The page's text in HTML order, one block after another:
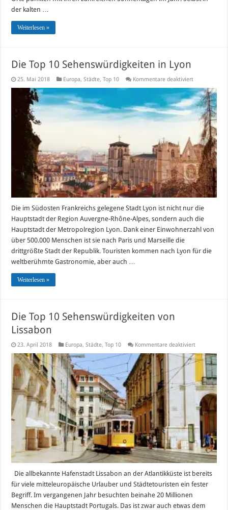
der kalten …
Weiterlesen »
Die Top 10 Sehenswürdigkeiten in Lyon
25. Mai 2018 Europa,Städte,Top 10 Kommentare deaktiviertfür
Top
10
in
Lyon
Die im Südosten Frankreichs gelegene Stadt Lyon ist nicht nur die
Hauptstadt der Region Auvergne-Rhône-Alpes, sondern auch die
Hauptstadt der Metropolregion Lyon. Dank einer Einwohnerzahl von
über 500.000 Menschen ist sie nach Paris und Marseille die
drittgrößte Stadt der Republik. Touristen kommen nach Lyon für die
weltberühmte Gastronomie, aber auch …
Weiterlesen »
Die Top 10 Sehenswürdigkeiten von
Lissabon
23. April 2018 Europa,Städte,Top 10 Kommentare deaktiviertfür
Top
10
von
Lissabon
Die allbekannte Hafenstadt Lissabon an der Atlantikküste ist bereits
für viele mitteleuropäische Urlauber und Städtetouristen ein fester
Begriff. Im vergangenen Jahr besuchten beinahe 20 Millionen
Menschen die Hauptstadt Portugals. Das ist zwar auch etwas dem